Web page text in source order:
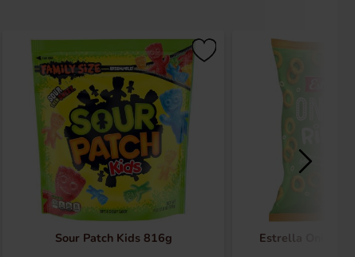
Sour Patch Kids 816g Estrella Onion